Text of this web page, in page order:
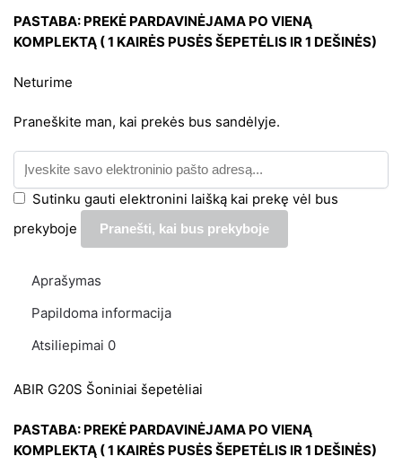
PASTABA: PREKĖ PARDAVINĖJAMA PO VIENĄ
KOMPLEKTĄ ( 1 KAIRĖS PUSĖS ŠEPETĖLIS IR 1 DEŠINĖS)
Neturime
Praneškite man, kai prekės bus sandėlyje.
Sutinku gauti elektronini laišką kai prekę vėl bus
prekyboje
Aprašymas
Papildoma informacija
Atsiliepimai 0
ABIR G20S Šoniniai šepetėliai
PASTABA: PREKĖ PARDAVINĖJAMA PO VIENĄ
KOMPLEKTĄ ( 1 KAIRĖS PUSĖS ŠEPETĖLIS IR 1 DEŠINĖS)